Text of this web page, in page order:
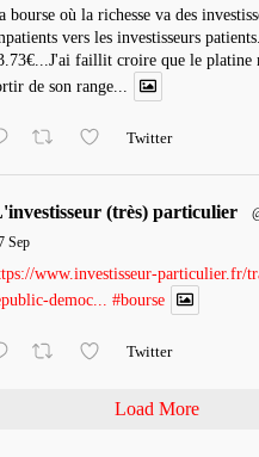
bourse où la richesse va des
vers les investisseurs patients.
faillit croire que le platine
de son range...
Twitter
(très) particulier
Sep
www.investisseur-particulier.fr/
democ... #bourse
Twitter
Load More